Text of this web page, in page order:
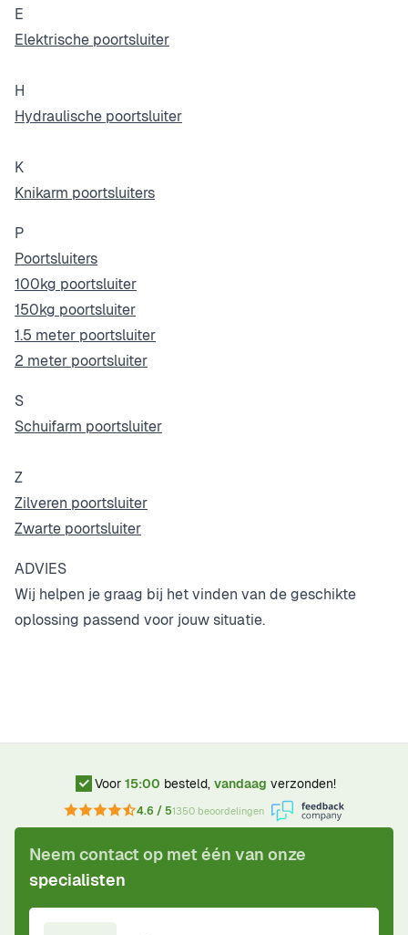
E
Elektrische poortsluiter
H
Hydraulische poortsluiter
K
Knikarm poortsluiters
P
Poortsluiters
100kg poortsluiter
150kg poortsluiter
1.5 meter poortsluiter
2 meter poortsluiter
S
Schuifarm poortsluiter
Z
Zilveren poortsluiter
Zwarte poortsluiter
ADVIES
Wij helpen je graag bij het vinden van de geschikte
oplossing passend voor jouw situatie.
Voor 15:00 besteld, vandaag verzonden!
4.6 / 51350 beoordelingen
Neem contact op met één van onze
specialisten